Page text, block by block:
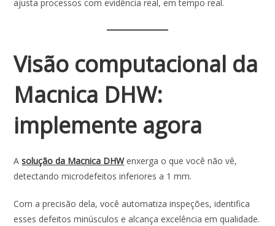
ajusta processos com evidência real, em tempo real.
Visão computacional da
Macnica DHW:
implemente agora
A solução da Macnica DHW enxerga o que você não vê,
detectando microdefeitos inferiores a 1 mm.
Com a precisão dela, você automatiza inspeções, identifica
esses defeitos minúsculos e alcança excelência em qualidade.